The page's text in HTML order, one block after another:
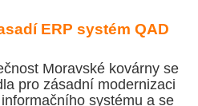
ERP systém QAD
Moravské kovárny se
pro zásadní modernizaci
systému a se